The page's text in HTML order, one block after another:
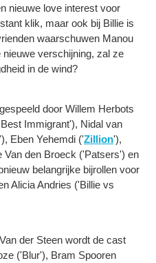
nieuwe love interest voor
klik, maar ook bij Billie is
waarschuwen Manou
verschijning, zal ze
in de wind?
door Willem Herbots
Immigrant'), Nidal van
Eben Yehemdi ('Zillion'),
den Broeck ('Patsers') en
belangrijke bijrollen voor
Alicia Andries ('Billie vs
der Steen wordt de cast
('Blur'), Bram Spooren